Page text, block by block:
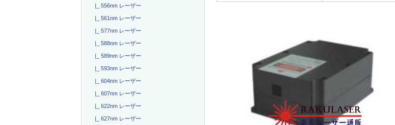
|_ 556nm レーザー
|_ 561nm レーザー
|_ 577nm レーザー
|_ 588nm レーザー
|_ 589nm レーザー
|_ 593nm レーザー
|_ 604nm レーザー
|_ 607nm レーザー
|_ 622nm レーザー
|_ 627nm レーザー